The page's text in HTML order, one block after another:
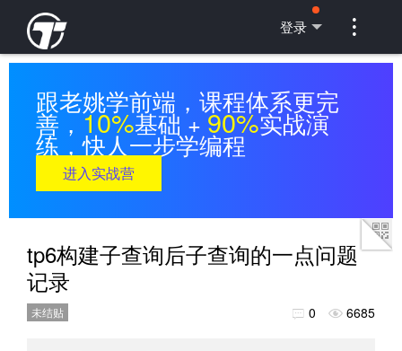
登录 
跟老姚学前端，课程体系更完
善，10%基础 +90%实战演
练，快人一步学编程
进入实战营
tp6构建子查询后子查询的一点问题
记录
未结贴  0  6685